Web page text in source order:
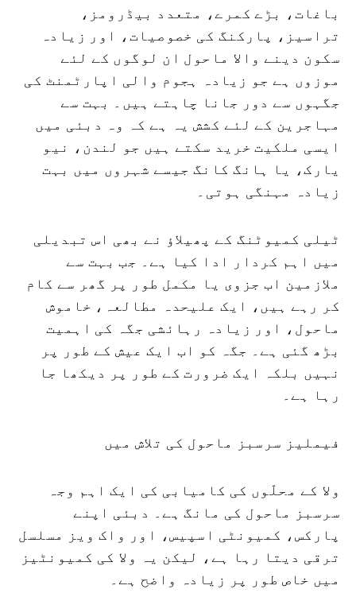
باغات، بڑے کمرے، متعدد بیڈرومز،
تراسیز، پارکنگ کی خصوصیات، اور زیادہ
سکون دینے والا ماحول ان لوگوں کے لئے
موزوں ہے جو زیادہ ہجوم والی اپارٹمنٹ کی
جگہوں سے دور جانا چاہتے ہیں۔ بہت سے
مہاجرین کے لئے کشش یہ ہے کہ وہ دبئی میں
ایسی ملکیت خرید سکتے ہیں جو لندن، نیو
یارک، یا ہانگ کانگ جیسے شہروں میں بہت
زیادہ مہنگی ہوتی۔
ٹیلی کمیوٹنگ کے پھیلاؤ نے بھی اس تبدیلی
میں اہم کردار ادا کیا ہے۔ جب بہت سے
ملازمین اب جزوی یا مکمل طور پر گھر سے کام
کر رہے ہیں، ایک علیحدہ مطالعہ، خاموش
ماحول، اور زیادہ رہائشی جگہ کی اہمیت
بڑھ گئی ہے۔ جگہ کو اب ایک عیش کے طور پر
نہیں بلکہ ایک ضرورت کے طور پر دیکھا جا
رہا ہے۔
فیملیز سرسبز ماحول کی تلاش میں
ولا کے محلّوں کی کامیابی کی ایک اہم وجہ
سرسبز ماحول کی مانگ ہے۔ دبئی اپنے
پارکس، کمیونٹی اسپیس، اور واک ویز مسلسل
ترقی دیتا رہا ہے، لیکن یہ ولا کی کمیونٹیز
میں خاص طور پر زیادہ واضح ہے۔